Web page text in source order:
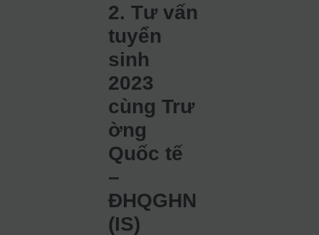
2. Tư vấn
tuyển
sinh
2023
cùng Trư
ờng
Quốc tế
–
ĐHQGHN
(IS)